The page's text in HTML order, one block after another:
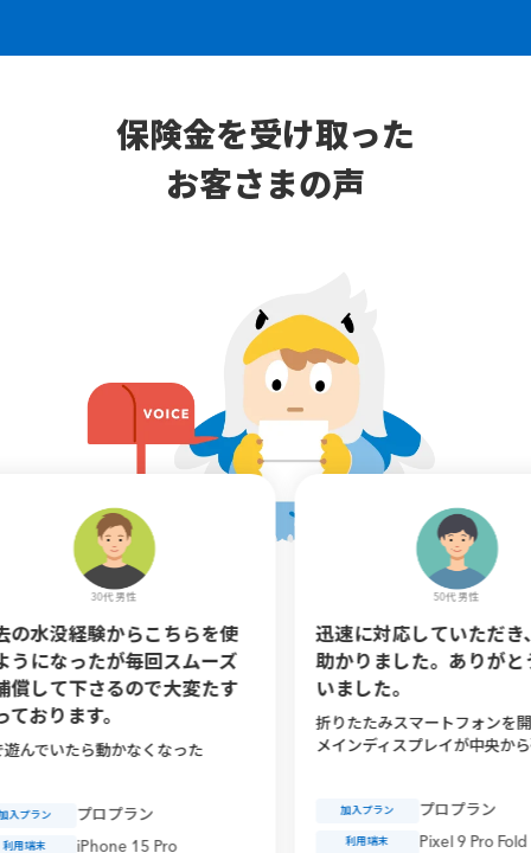
保険金を受け取った
お客さまの声
からこちらを使
が毎回スムーズ
るので大変たす
。
動かなくなった
ロプラン
15 Pro
迅速に対応していただき、大変
助かりました。ありがとうござ
いました。
折りたたみスマートフォンを開いた際、
メインディスプレイが中央から破損
プロプラン
Pixel 9 Pro Fold